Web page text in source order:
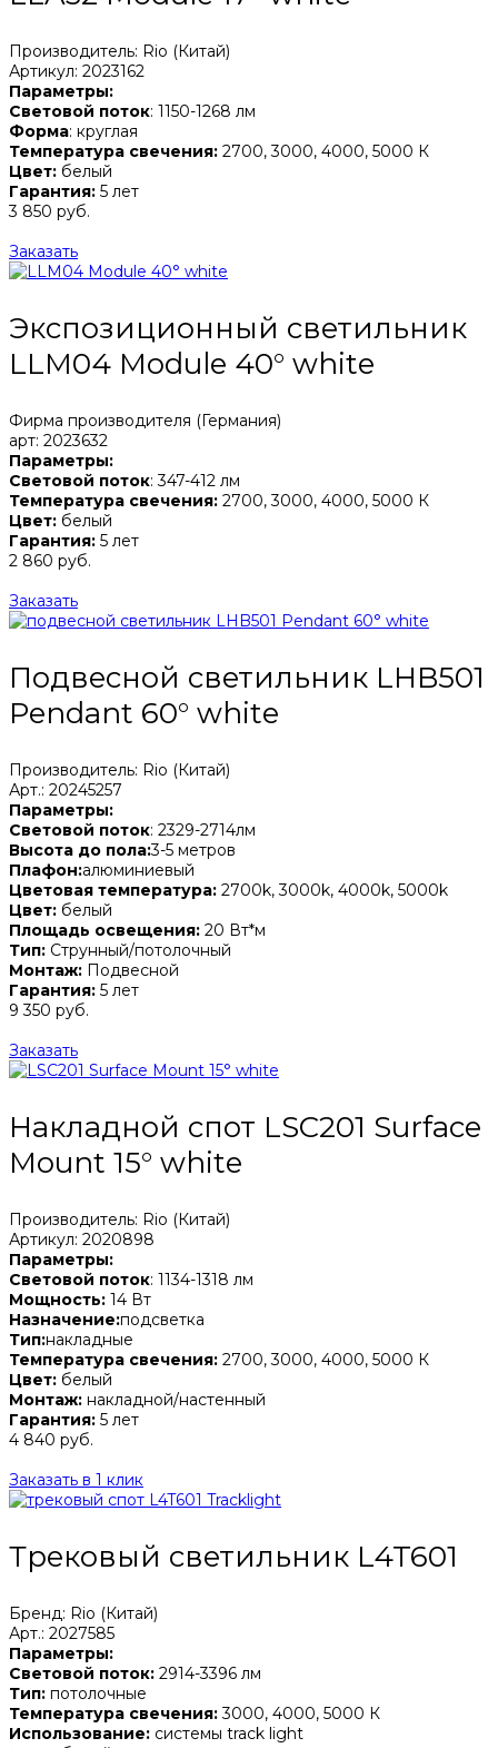
Производитель: Rio (Китай)
Артикул: 2023162
Параметры:
Световой поток: 1150-1268 лм
Форма: круглая
Температура свечения: 2700, 3000, 4000, 5000 К
Цвет: белый
Гарантия: 5 лет
3 850 руб.
Заказать
Экспозиционный светильник
LLM04 Module 40° white
Фирма производителя (Германия)
арт: 2023632
Параметры:
Световой поток: 347-412 лм
Температура свечения: 2700, 3000, 4000, 5000 К
Цвет: белый
Гарантия: 5 лет
2 860 руб.
Заказать
Подвесной светильник LHB501
Pendant 60° white
Производитель: Rio (Китай)
Арт.: 20245257
Параметры:
Световой поток: 2329-2714лм
Высота до пола:3-5 метров
Плафон:алюминиевый
Цветовая температура: 2700k, 3000k, 4000k, 5000k
Цвет: белый
Площадь освещения: 20 Вт*м
Тип: Струнный/потолочный
Монтаж: Подвесной
Гарантия: 5 лет
9 350 руб.
Заказать
Накладной спот LSC201 Surface
Mount 15° white
Производитель: Rio (Китай)
Артикул: 2020898
Параметры:
Световой поток: 1134-1318 лм
Мощность: 14 Вт
Назначение:подсветка
Тип:накладные
Температура свечения: 2700, 3000, 4000, 5000 К
Цвет: белый
Монтаж: накладной/настенный
Гарантия: 5 лет
4 840 руб.
Заказать в 1 клик
Трековый светильник L4T601
Бренд: Rio (Китай)
Арт.: 2027585
Параметры:
Световой поток: 2914-3396 лм
Тип: потолочные
Температура свечения:3000, 4000, 5000 К
Использование: системы track light